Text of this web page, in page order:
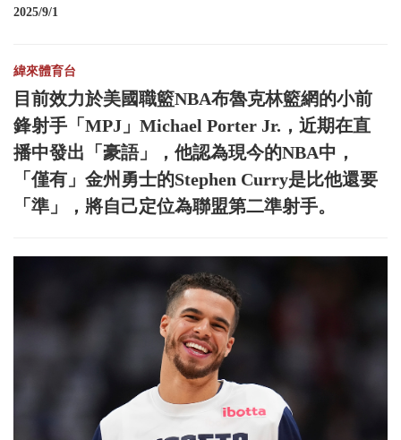
2025/9/1
緯來體育台
目前效力於美國職籃NBA布魯克林籃網的小前
鋒射手「MPJ」Michael Porter Jr.，近期在直
播中發出「豪語」，他認為現今的NBA中，
「僅有」金州勇士的Stephen Curry是比他還要
「準」，將自己定位為聯盟第二準射手。